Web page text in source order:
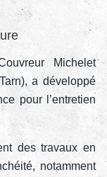
Michelet
a développé
pour l’entretien
des travaux en
notamment